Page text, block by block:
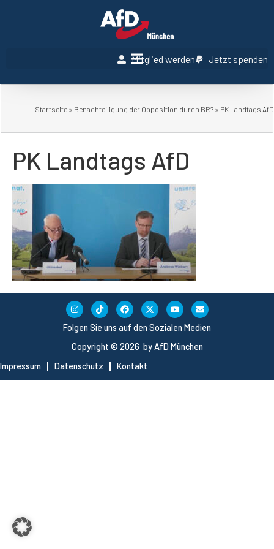
Mitglied werden Jetzt spenden
Startseite » Benachteiligung der Opposition durch BR? » PK Landtags AfD
PK Landtags AfD
Copyright © 2026 by AfD München
Impressum
Datenschutz Kontakt
Folgen Sie uns auf den Sozialen Medien